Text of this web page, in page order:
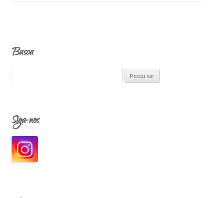
Busca
e
u
s
a
Siga-nos